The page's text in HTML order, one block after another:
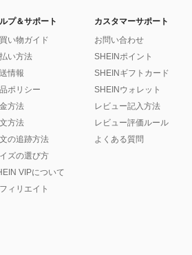
プ＆サポート
い物ガイド
い方法
情報
ポリシー
方法
方法
の追跡方法
ズの選び方
VIPについて
ィリエイト
カスタマーサポート
お問い合わせ
SHEINポイント
SHEINギフトカード
SHEINウォレット
レビュー記入方法
レビュー評価ルール
よくある質問